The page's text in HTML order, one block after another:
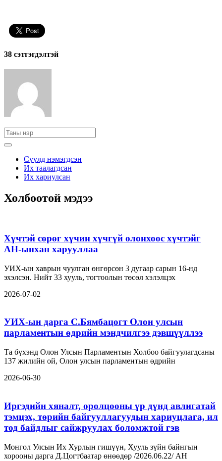
38 cэтгэгдэлтэй
Сүүлд нэмэгдсэн
Их таалагдсан
Их хариулсан
Холбоотой мэдээ
Хүчтэй сөрөг хүчин хүчгүй олонхоос хүчтэйг
АН-ынхан харууллаа
УИХ-ын хаврын чуулган өнгөрсөн 3 дугаар сарын 16-нд
эхэлсэн. Нийт 33 хууль, тогтоолын төсөл хэлэлцэх
2026-07-02
УИХ-ын дарга С.Бямбацогт Олон улсын
парламентын өдрийн мэндчилгээ дэвшүүллээ
Та бүхэнд Олон Улсын Парламентын Холбоо байгуулагдсаны
137 жилийн ой, Олон улсын парламентын өдрийн
2026-06-30
Иргэдийн хяналт, оролцооны үр дүнд авлигатай
тэмцэх, төрийн байгууллагуудын хариуцлага, ил
тод байдлыг сайжруулах боломжтой гэв
Монгол Улсын Их Хурлын гишүүн, Хууль зүйн байнгын
хорооны дарга Д.Цогтбаатар өнөөдөр /2026.06.22/ АН